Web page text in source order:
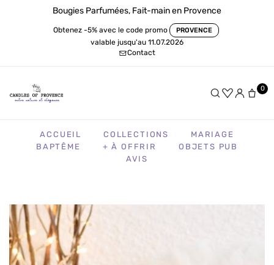
Bougies Parfumées, Fait-main en Provence
Obtenez -5% avec le code promo PROVENCE
valable jusqu'au 11.07.2026
Contact
0
ACCUEIL COLLECTIONS
MARIAGE
BAPTÊME
+ À OFFRIR
OBJETS PUB
AVIS